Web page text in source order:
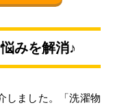
みを解消♪
しました。「洗濯物